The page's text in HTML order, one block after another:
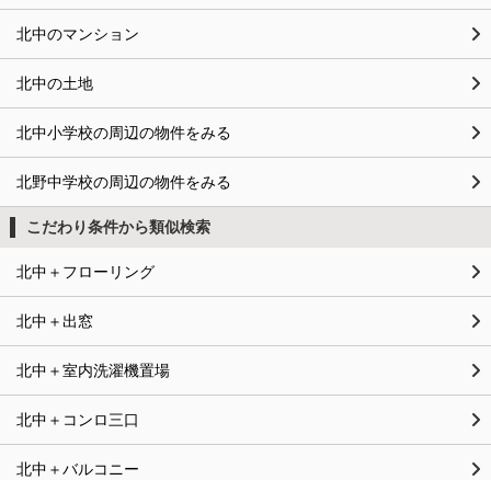
北中のマンション
北中の土地
北中小学校の周辺の物件をみる
北野中学校の周辺の物件をみる
こだわり条件から類似検索
北中＋フローリング
北中＋出窓
北中＋室内洗濯機置場
北中＋コンロ三口
北中＋バルコニー